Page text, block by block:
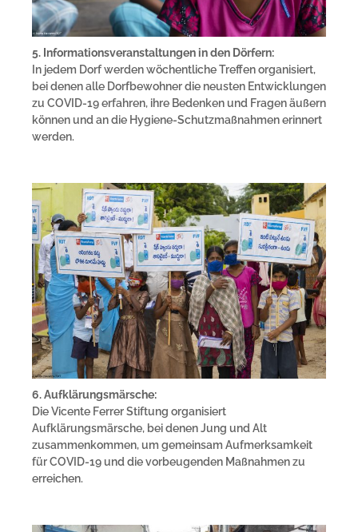
5. Informationsveranstaltungen in den Dörfern:
In jedem Dorf werden wöchentliche Treffen organisiert,
bei denen alle Dorfbewohner die neusten Entwicklungen
zu COVID-19 erfahren, ihre Bedenken und Fragen äußern
können und an die Hygiene-Schutzmaßnahmen erinnert
werden.
6. Aufklärungsmärsche:
Die Vicente Ferrer Stiftung organisiert
Aufklärungsmärsche, bei denen Jung und Alt
zusammenkommen, um gemeinsam Aufmerksamkeit
für COVID-19 und die vorbeugenden Maßnahmen zu
erreichen.